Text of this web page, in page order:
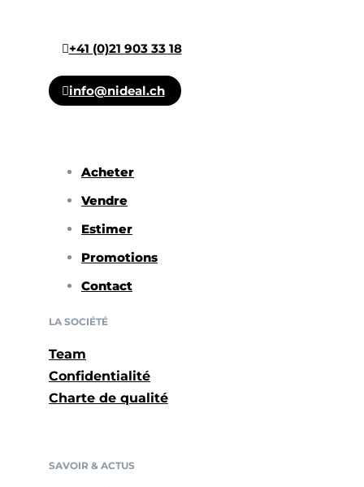
+41 (0)21 903 33 18
info@nideal.ch
Acheter
Vendre
Estimer
Promotions
Contact
LA SOCIÉTÉ
Team
Confidentialité
Charte de qualité
SAVOIR & ACTUS